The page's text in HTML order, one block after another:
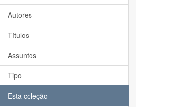
Autores
Títulos
Assuntos
Tipo
Esta coleção